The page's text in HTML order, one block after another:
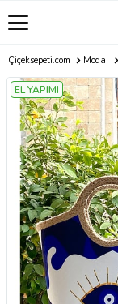
Çiçeksepeti.com Moda
EL YAPIMI